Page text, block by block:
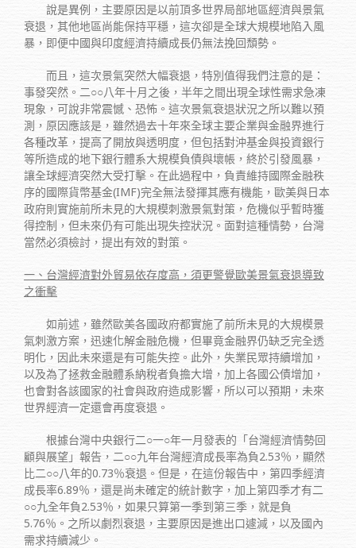
說是異例，主要原因是以前頂多世界局部地區經濟與景氣
衰退，其他地區尚能保持平穩，這次卻是全球大規模地陷入風
暴，即便中國與印度經濟持續成長仍無法挽回頹勢。
而且，這次景氣突然大幅衰退，特別值得我們注意的是：
事發突然。二○○八年十月之後，半年之間出現全球性需求急凍
現象，可說非常震憾、恐怖。這次景氣衰退狀況之所以難以預
測，原因應該是，雖然過去十年來全球主要企業與金融界進行
各種改革，提高了開放與透明度，但包括對沖基金與投資銀行
等所造成的地下銀行體系大規模負債與壞帳，終於引發風暴，
讓全球經濟突然大受打擊。在此過程中，負責維持國際金融秩
序的國際貨幣基金(IMF)完全無法發揮其應有機能，歐美與日本
政府則實施前所未見的大規模刺激景氣對策，危機似乎暫時獲
得控制，但未來仍有可能出現失控狀況。面對這種情勢，台灣
當然必須檢討，提出有效的對策。
一、台灣經濟對外貿易依存度高，須更警覺歐美景氣衰退導致
之衝擊
如前述，雖然歐美各國政府都實施了前所未見的大規模景
氣刺激方案，迅速化解金融危機，但畢竟金融界仍缺乏完全透
明化，因此未來還是有可能失控。此外，失業民眾持續增加，
以及為了拯救金融體系納稅者負擔大增，加上各國公債增加，
也會對各該國家的社會與政府造成影響，所以可以預期，未來
世界經濟一定還會再度衰退。
根據台灣中央銀行二○一○年一月發表的「台灣經濟情勢回
顧與展望」報告，二○○九年台灣經濟成長率為負2.53％，顯然
比二○○八年的0.73％衰退。但是，在這份報告中，第四季經濟
成長率6.89％，還是尚未確定的統計數字，加上第四季才有二
○○九全年負2.53％，如果只算第一季到第三季，就是負
5.76％。之所以劇烈衰退，主要原因是進出口遽減，以及國內
需求持續減少。